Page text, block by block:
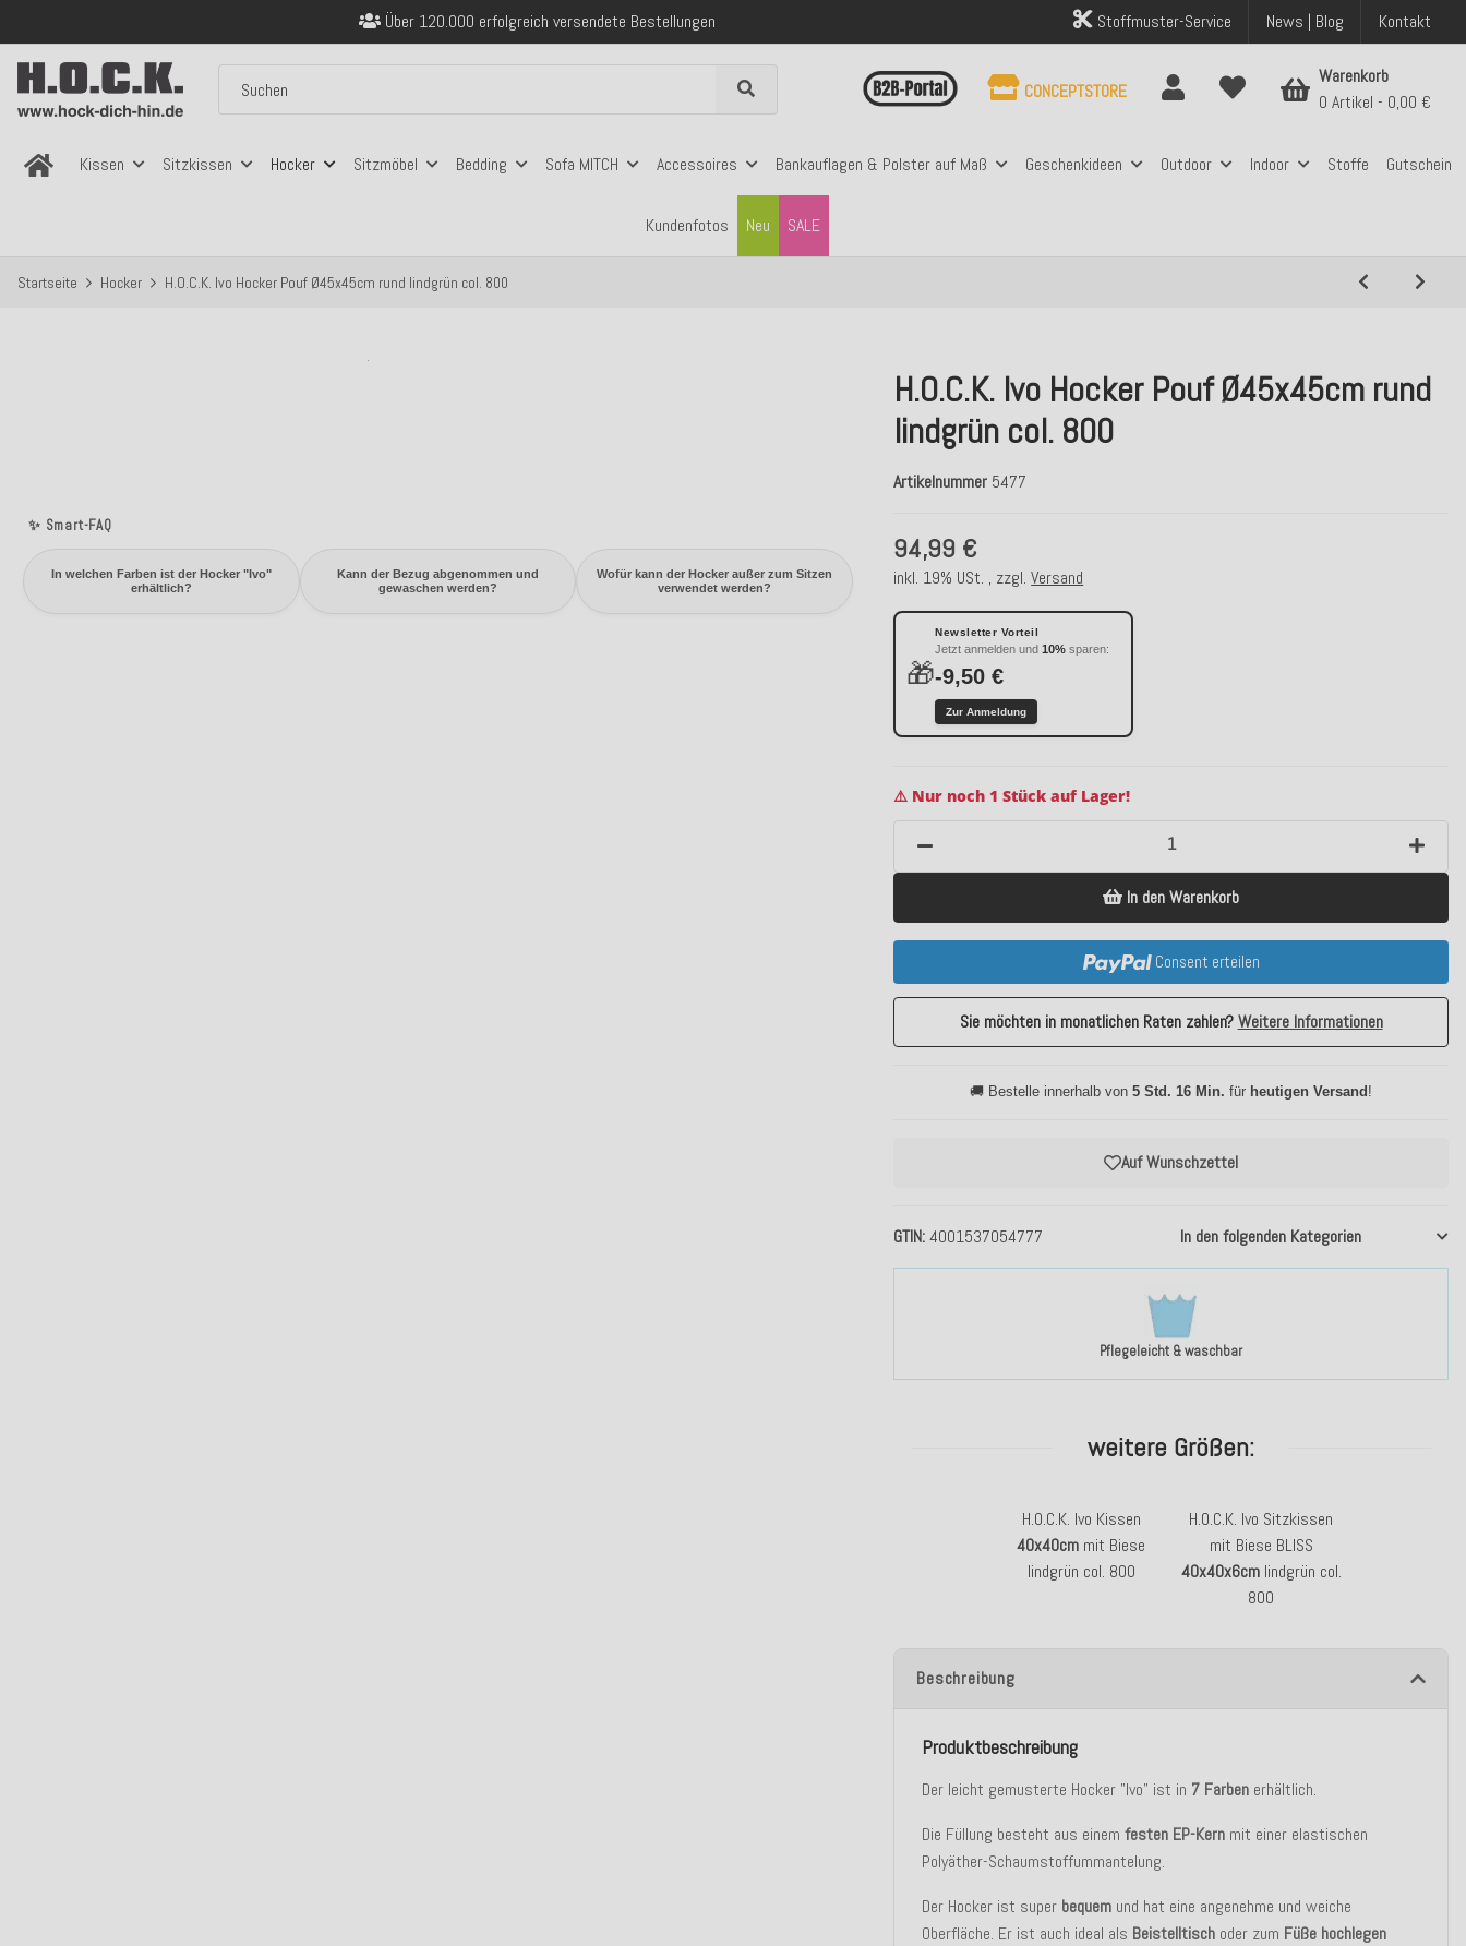
Sicher bezahlen mit Klarna, PayPal & Amazon Pay
Kostenloser Versand innerhalb Deutschlands ab 99€ Bestellwert
Stoffmuster-Service News | Blog Kontakt
Kissen Sitzkissen Hocker Sitzmöbel Bedding Sofa MITCH Accessoires Bankauflagen & Polster auf Maß Geschenkideen Outdoor Indoor Stoffe Gutschein
Kundenfotos SALE
Neu
CONCEPTSTORE
Warenkorb
0 Artikel
0,00 €
Startseite Hocker H.O.C.K. Ivo Hocker Pouf Ø45x45cm rund lindgrün col. 800
✨ Smart-FAQ
In welchen Farben ist der Hocker "Ivo"
erhältlich?
Kann der Bezug abgenommen und
gewaschen werden?
Wofür kann der Hocker außer zum Sitzen
verwendet werden?
H.O.C.K. Ivo Hocker Pouf Ø45x45cm rund
lindgrün col. 800
Artikelnummer 5477
Pflegeleicht & waschbar
GTIN 4001537054777 In den folgenden Kategorien
94,99 €
inkl. 19% USt. , zzgl.Versand
🎁
Newsletter Vorteil
Jetzt anmelden und10% sparen:
-9,50 €
Zur Anmeldung
Auf Wunschzettel
⚠️ Nur noch 1 Stück auf Lager!
In den Warenkorb
Consent erteilen
Sie möchten in monatlichen Raten zahlen?Weitere Informationen
🚚 Bestelle innerhalb von5 Std. 16 Min. für heutigen Versand !
weitere Größen:
H.O.C.K. Ivo Kissen
40x40cm mit Biese
lindgrün col. 800
H.O.C.K. Ivo Sitzkissen
mit Biese BLISS
40x40x6cmlindgrün col.
800
Beschreibung
Produktbeschreibung
Der leicht gemusterte Hocker "Ivo" ist in 7 Farben erhältlich.
Die Füllung besteht aus einemfesten EP-Kern mit einer elastischen
Polyäther-Schaumstoffummantelung.
Der Hocker ist super bequem und hat eine angenehme und weiche
Oberfläche. Er ist auch ideal als Beistelltisch oder zum Füße hochlegen